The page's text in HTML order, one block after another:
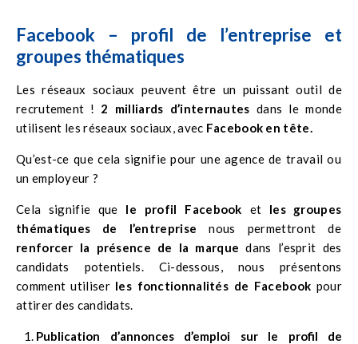
Facebook – profil de l’entreprise et
groupes thématiques
Les réseaux sociaux peuvent être un puissant outil de
recrutement ! 2 milliards d’internautes dans le monde
utilisent les réseaux sociaux, avec Facebook en tête.
Qu’est-ce que cela signifie pour une agence de travail ou
un employeur ?
Cela signifie que le profil Facebook et les groupes
thématiques de l’entreprise nous permettront de
renforcer la présence de la marque dans l’esprit des
candidats potentiels. Ci-dessous, nous présentons
comment utiliser les fonctionnalités de Facebook pour
attirer des candidats.
Publication d’annonces d’emploi sur le profil de